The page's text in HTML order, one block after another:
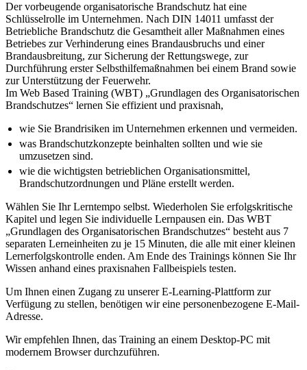
Der vorbeugende organisatori­sche Brandschutz hat eine
Schlüsselrolle im Unternehmen. Nach DIN 14011 umfasst der
Betriebliche Brandschutz die Gesamtheit aller Maßnahmen eines
Betrie­bes zur Verhinderung eines Brandausbruchs und einer
Brandausbreitung, zur Sicherung der Rettungswege, zur
Durchführung erster Selbsthilfemaßnahmen bei einem Brand sowie
zur Unterstützung der Feuerwehr.
Im Web Based Training (WBT) „Grundlagen des Organisatorischen
Brandschutzes“ lernen Sie effizient und praxisnah,
wie Sie Brandrisiken im Unternehmen erkennen und vermeiden.
was Brandschutzkonzepte beinhalten sollten und wie sie
umzusetzen sind.
wie die wichtigsten betrieblichen Organisationsmittel,
Brandschutzordnungen und Pläne erstellt werden.
Wählen Sie Ihr Lerntempo selbst. Wiederholen Sie erfolgskritische
Kapitel und legen Sie individuelle Lernpausen ein. Das WBT
„Grundlagen des Organisatorischen Brandschutzes“ besteht aus 7
separaten Lerneinheiten zu je 15 Minuten, die alle mit einer kleinen
Lernerfolgskontrolle enden. Am Ende des Trainings können Sie Ihr
Wissen anhand eines praxisnahen Fallbeispiels testen.
Um Ihnen einen Zugang zu unserer E-Learning-Plattform zur
Verfügung zu stellen, benötigen wir eine personenbezogene E-Mail-
Adresse.
Wir empfehlen Ihnen, das Training an einem Desktop-PC mit
modernem Browser durchzuführen.